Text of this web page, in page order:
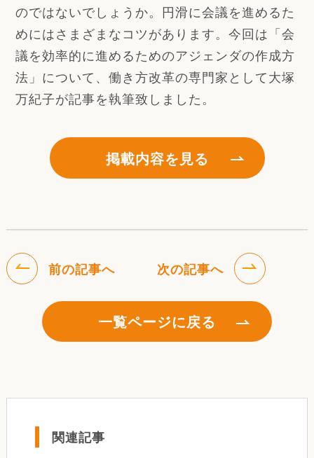
のではないでしょうか。円滑に会議を進めるた
めにはさまざまなコツがあります。今回は「会
議を効率的に進めるためのアジェンダの作成方
法」について、働き方改革の専門家として大塚
万紀子が記事を執筆致しました。
掲載内容を見る
前の記事へ
一覧ページに戻る
次の記事へ
関連記事